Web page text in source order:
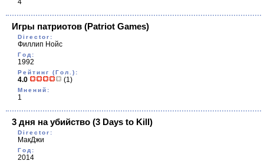
4
Игры патриотов (Patriot Games)
Director:
Филлип Нойс
Год:
1992
Рейтинг (Гол.):
4.0 (1)
Мнений:
1
3 дня на убийство (3 Days to Kill)
Director:
МакДжи
Год:
2014